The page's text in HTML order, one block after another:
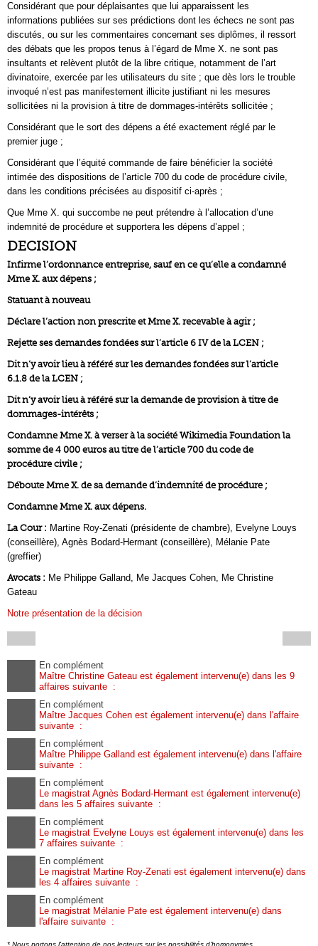
Considérant que pour déplaisantes que lui apparaissent les
informations publiées sur ses prédictions dont les échecs ne sont pas
discutés, ou sur les commentaires concernant ses diplômes, il ressort
des débats que les propos tenus à l’égard de Mme X. ne sont pas
insultants et relèvent plutôt de la libre critique, notamment de l’art
divinatoire, exercée par les utilisateurs du site ; que dès lors le trouble
invoqué n’est pas manifestement illicite justifiant ni les mesures
sollicitées ni la provision à titre de dommages-intérêts sollicitée ;
Considérant que le sort des dépens a été exactement réglé par le
premier juge ;
Considérant que l’équité commande de faire bénéficier la société
intimée des dispositions de l’article 700 du code de procédure civile,
dans les conditions précisées au dispositif ci-après ;
Que Mme X. qui succombe ne peut prétendre à l’allocation d’une
indemnité de procédure et supportera les dépens d’appel ;
DECISION
Infirme l’ordonnance entreprise, sauf en ce qu’elle a condamné
Mme X. aux dépens ;
Statuant à nouveau
Déclare l’action non prescrite et Mme X. recevable à agir ;
Rejette ses demandes fondées sur l’article 6 IV de la LCEN ;
Dit n’y avoir lieu à référé sur les demandes fondées sur l’article
6.1.8 de la LCEN ;
Dit n’y avoir lieu à référé sur la demande de provision à titre de
dommages-intérêts ;
Condamne Mme X. à verser à la société Wikimedia Foundation la
somme de 4 000 euros au titre de l’article 700 du code de
procédure civile ;
Déboute Mme X. de sa demande d’indemnité de procédure ;
Condamne Mme X. aux dépens.
La Cour : Martine Roy-Zenati (présidente de chambre), Evelyne Louys
(conseillère), Agnès Bodard-Hermant (conseillère), Mélanie Pate
(greffier)
Avocats : Me Philippe Galland, Me Jacques Cohen, Me Christine
Gateau
Notre présentation de la décision
En complément
Maître Christine Gateau est également intervenu(e) dans les 9
affaires suivante :
En complément
Maître Jacques Cohen est également intervenu(e) dans l'affaire
suivante :
En complément
Maître Philippe Galland est également intervenu(e) dans l'affaire
suivante :
En complément
Le magistrat Agnès Bodard-Hermant est également intervenu(e)
dans les 5 affaires suivante :
En complément
Le magistrat Evelyne Louys est également intervenu(e) dans les
7 affaires suivante :
En complément
Le magistrat Martine Roy-Zenati est également intervenu(e) dans
les 4 affaires suivante :
En complément
Le magistrat Mélanie Pate est également intervenu(e) dans
l'affaire suivante :
* Nous portons l'attention de nos lecteurs sur les possibilités d'homonymies